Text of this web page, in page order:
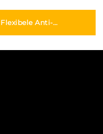
Flexibele Anti-
botsgordel